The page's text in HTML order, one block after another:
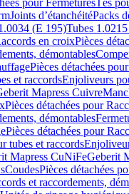
pour FermeturesTés
Joints d’étanchéitéPacks
(E 195)Tubes
en croixPièces
démontables
Pièces détachées
et raccordsEnjoliveurs
Mapress Cuivre
Pièces détachées pour
démontables
Pièces détachées pour
tubes et raccords
Mapress CuNiFeGeberit
CoudesPièces détachées
et raccordements,